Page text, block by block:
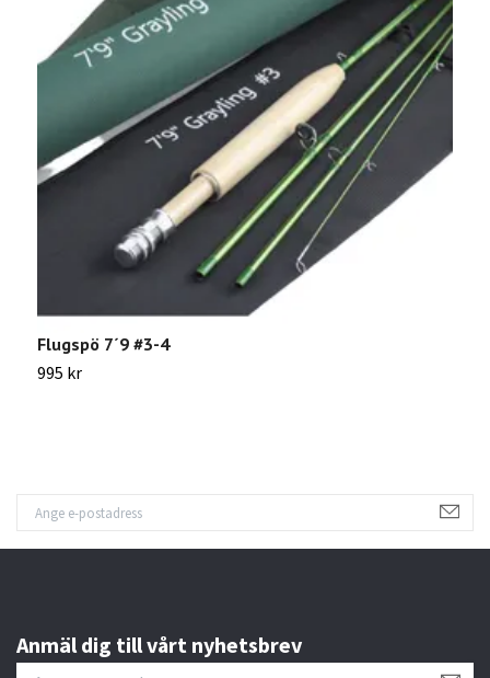
Flugspö 7´9 #3-4
995 kr
Anmäl dig till vårt nyhetsbrev